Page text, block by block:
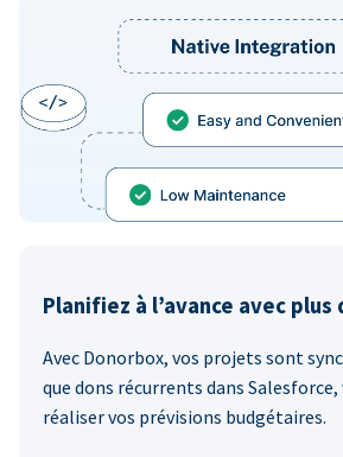
Planifiez à l’avance avec plus
Avec Donorbox, vos projets sont
que dons récurrents dans
réaliser vos prévisions budgétaires.